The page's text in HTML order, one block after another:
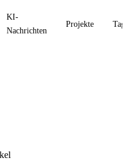
KI-
Nachrichten
Projekte